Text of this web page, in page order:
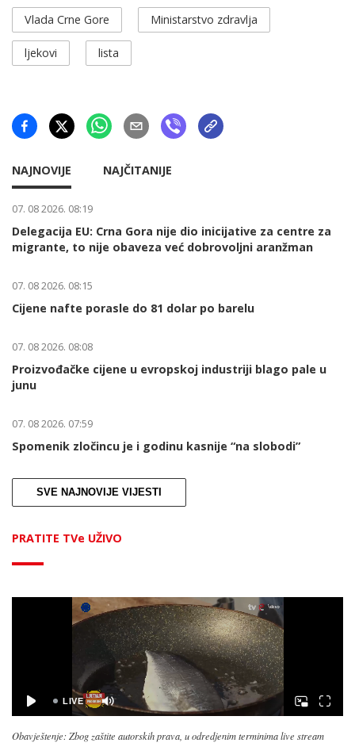
Vlada Crne Gore Ministarstvo zdravlja
ljekovi lista
NAJNOVIJE NAJČITANIJE
07. 08 2026. 08:19
Delegacija EU: Crna Gora nije dio inicijative za centre za
migrante, to nije obaveza već dobrovoljni aranžman
07. 08 2026. 08:15
Cijene nafte porasle do 81 dolar po barelu
07. 08 2026. 08:08
Proizvođačke cijene u evropskoj industriji blago pale u
junu
07. 08 2026. 07:59
Spomenik zločincu je i godinu kasnije “na slobodi”
SVE NAJNOVIJE VIJESTI
PRATITE TVe UŽIVO
Obavještenje: Zbog zaštite autorskih prava, u odredjenim terminima live stream